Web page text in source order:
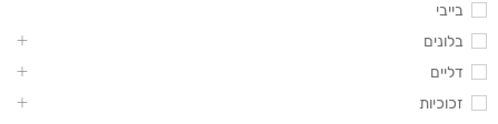
בייבי
בלונים
דליים
זכוכיות